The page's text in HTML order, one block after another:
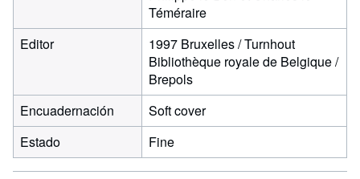
Téméraire
Editor
1997 Bruxelles / Turnhout
Bibliothèque royale de Belgique /
Brepols
Encuadernación
Soft cover
Estado
Fine